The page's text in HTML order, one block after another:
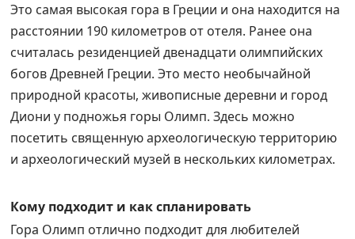
Это самая высокая гора в Греции и она находится на
расстоянии 190 километров от отеля. Ранее она
считалась резиденцией двенадцати олимпийских
богов Древней Греции. Это место необычайной
природной красоты, живописные деревни и город
Диони у подножья горы Олимп. Здесь можно
посетить священную археологическую территорию
и археологический музей в нескольких километрах.
Кому подходит и как спланировать
Гора Олимп отлично подходит для любителей